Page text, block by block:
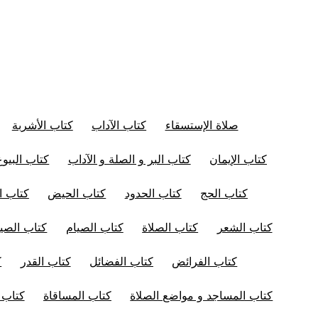
صلاة الإستسقاء كتاب الآداب كتاب الأشربة
كتاب الإيمان كتاب البر و الصلة و الآداب كتاب
كتاب الحج كتاب الحدود كتاب الحيض كتاب
كتاب الشعر كتاب الصلاة كتاب الصيام كتاب
كتاب الفرائض كتاب الفضائل كتاب القدر
كتاب المساجد و مواضع الصلاة كتاب المساقاة كتاب